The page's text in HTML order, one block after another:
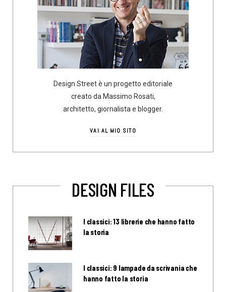
Design Street è un progetto editoriale
creato da Massimo Rosati,
architetto, giornalista e blogger.
VAI AL MIO SITO
DESIGN FILES
I classici: 13 librerie che hanno fatto
la storia
I classici: 9 lampade da scrivania che
hanno fatto la storia